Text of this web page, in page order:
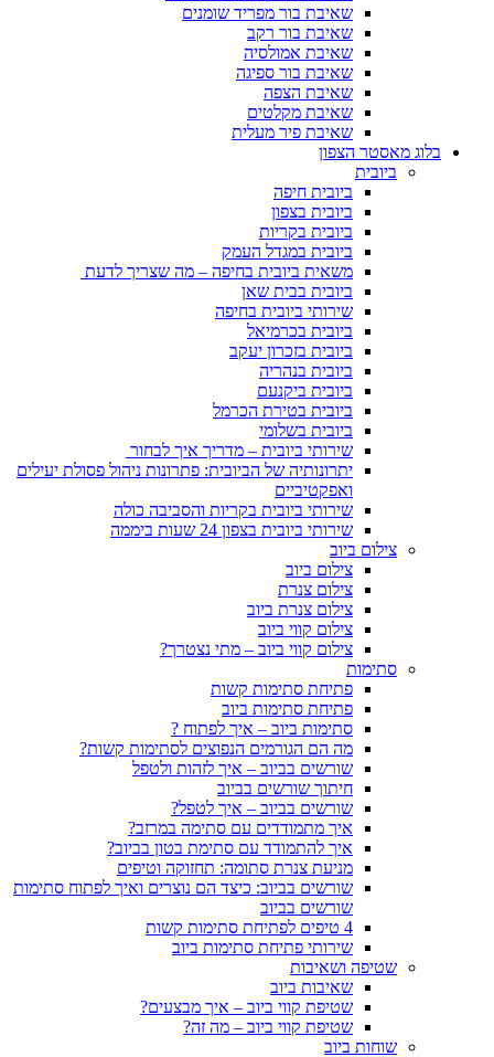
שאיבת בור מפריד שומנים
שאיבת בור רקב
שאיבת אמולסיה
שאיבת בור ספיגה
שאיבת הצפה
שאיבת מקלטים
שאיבת פיר מעלית
בלוג מאסטר הצפון
ביובית
ביובית חיפה
ביובית בצפון
ביובית בקריות
ביובית במגדל העמק
משאית ביובית בחיפה – מה שצריך לדעת
ביובית בבית שאן
שירותי ביובית בחיפה
ביובית בכרמיאל
ביובית בזכרון יעקב
ביובית בנהריה
ביובית ביקנעם
ביובית בטירת הכרמל
ביובית בשלומי
שירותי ביובית – מדריך איך לבחור
יתרונותיה של הביובית: פתרונות ניהול פסולת יעילים
ואפקטיביים
שירותי ביובית בקריות והסביבה כולה
שירותי ביובית בצפון 24 שעות ביממה
צילום ביוב
צילום ביוב
צילום צנרת
צילום צנרת ביוב
צילום קווי ביוב
צילום קווי ביוב – מתי נצטרך?
סתימות
פתיחת סתימות קשות
פתיחת סתימות ביוב
סתימות ביוב – איך לפתוח ?
מה הם הגורמים הנפוצים לסתימות קשות?
שורשים בביוב – איך לזהות ולטפל
חיתוך שורשים בביוב
שורשים בביוב – איך לטפל?
איך מתמודדים עם סתימה במרזב?
איך להתמודד עם סתימת בטון בביוב?
מניעת צנרת סתומה: תחזוקה וטיפים
שורשים בביוב: כיצד הם נוצרים ואיך לפתוח סתימות
שורשים בביוב
4 טיפים לפתיחת סתימות קשות
שירותי פתיחת סתימות ביוב
שטיפה ושאיבות
שאיבות ביוב
שטיפת קווי ביוב – איך מבצעים?
שטיפת קווי ביוב – מה זה?
שוחות ביוב